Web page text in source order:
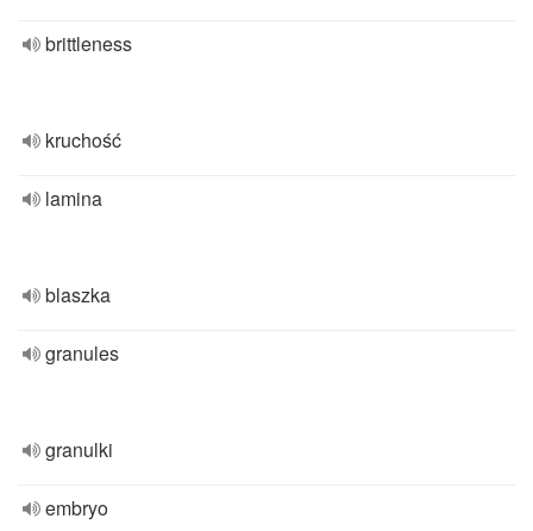
brittleness
kruchość
lamina
blaszka
granules
granulki
embryo